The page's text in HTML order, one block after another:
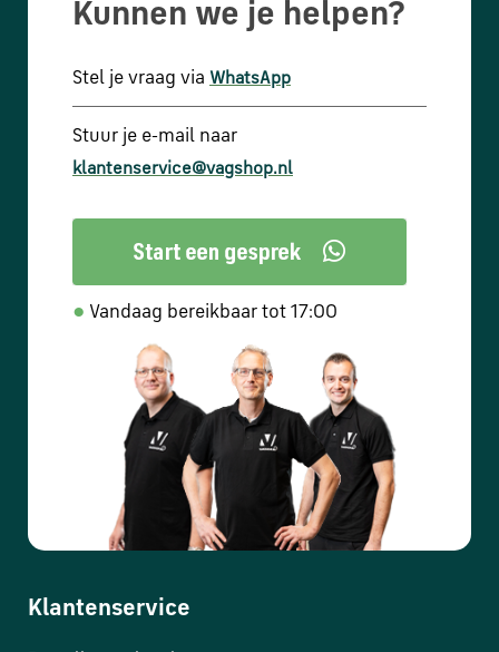
Kunnen we je helpen?
Stel je vraag via WhatsApp
Stuur je e-mail naar
klantenservice@vagshop.nl
● Vandaag bereikbaar tot 17:00
Klantenservice